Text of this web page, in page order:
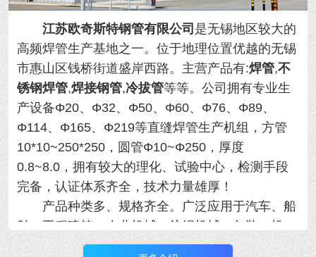
江苏欧奇斯特钢管有限公司 是无锡地区较大的
高频焊管生产基地之一。位于地理位置优越的无锡
市惠山区钱桥街道盛岸西路。主营产品有:焊管,不
锈钢焊管,焊接钢管,冷拔管等等。 公司拥有专业生
产设备Φ20、Φ32、Φ50、Φ60、Φ76、Φ89、
Φ114、Φ165、Φ219等直缝焊管生产机组，方管
10*10~250*250，圆管Φ10~Φ250，厚度
0.8~8.0，拥有较大的理化、试验中心，检测手段
完备，认证体系齐全，技术力量雄厚！
产品种类多、规格齐全。广泛应用于汽车、船
舶、工程建筑、农业机械、纺织机械、包装、机
械、制冷设备等行业，年产量大！用于各类精密机